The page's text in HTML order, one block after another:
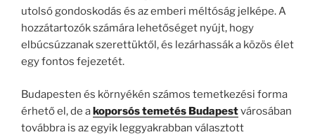
utolsó gondoskodás és az emberi méltóság jelképe. A
hozzátartozók számára lehetőséget nyújt, hogy
elbúcsúzzanak szerettüktől, és lezárhassák a közös élet
egy fontos fejezetét.
Budapesten és környékén számos temetkezési forma
érhető el, de akoporsós temetés Budapestvárosában
továbbra is az egyik leggyakrabban választott